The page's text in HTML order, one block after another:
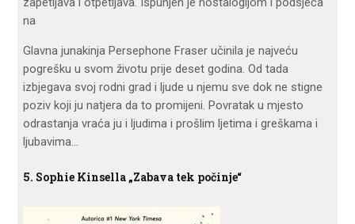
na
Glavna junakinja Persephone Fraser učinila je najveću
pogrešku u svom životu prije deset godina. Od tada
izbjegava svoj rodni grad i ljude u njemu sve dok ne stigne
poziv koji ju natjera da to promijeni. Povratak u mjesto
odrastanja vraća ju i ljudima i prošlim ljetima i greškama i
ljubavima…
5. Sophie Kinsella „Zabava tek počinje“